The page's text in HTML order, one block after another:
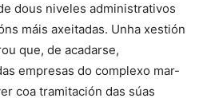
dous niveles administrativos
máis axeitadas. Unha xestión
que, de acadarse,
empresas do complexo mar-
coa tramitación das súas